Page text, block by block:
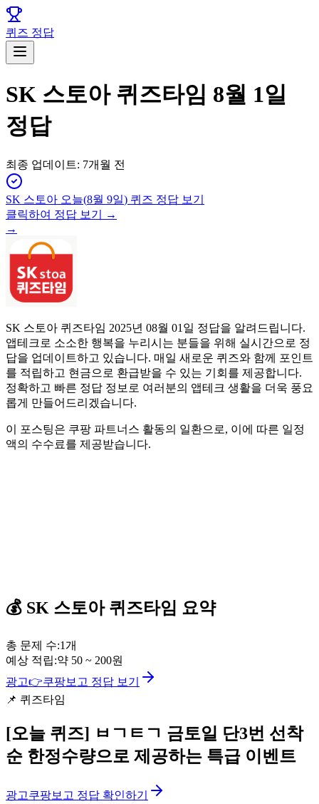
퀴즈 정답
SK 스토아 퀴즈타임 8월 1일
정답
최종 업데이트: 7개월 전
SK 스토아 오늘(8월 9일) 퀴즈 정답 보기
클릭하여 정답 보기 →
→
SK 스토아 퀴즈타임 2025년 08월 01일 정답을 알려드립니다.
앱테크로 소소한 행복을 누리시는 분들을 위해 실시간으로 정
답을 업데이트하고 있습니다. 매일 새로운 퀴즈와 함께 포인트
를 적립하고 현금으로 환급받을 수 있는 기회를 제공합니다.
정확하고 빠른 정답 정보로 여러분의 앱테크 생활을 더욱 풍요
롭게 만들어드리겠습니다.
이 포스팅은 쿠팡 파트너스 활동의 일환으로, 이에 따른 일정
액의 수수료를 제공받습니다.
💰 SK 스토아 퀴즈타임 요약
총 문제 수:1개
예상 적립:약 50 ~ 200원
광고👉쿠팡보고 정답 보기
📌 퀴즈타임
[오늘 퀴즈] ㅂㄱㅌㄱ 금토일 단3번 선착
순 한정수량으로 제공하는 특급 이벤트
광고쿠팡보고 정답 확인하기